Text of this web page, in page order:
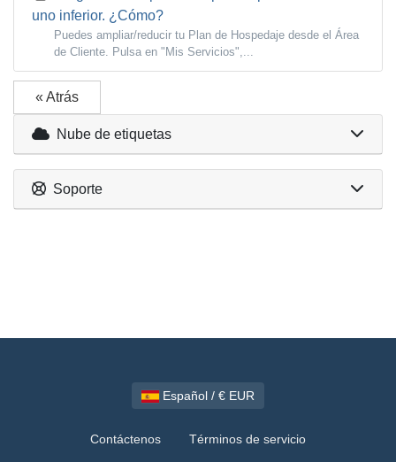
uno inferior. ¿Cómo?
Puedes ampliar/reducir tu Plan de Hospedaje desde el Área
de Cliente. Pulsa en "Mis Servicios",...
« Atrás
Nube de etiquetas
Soporte
Español / € EUR
Contáctenos Términos de servicio